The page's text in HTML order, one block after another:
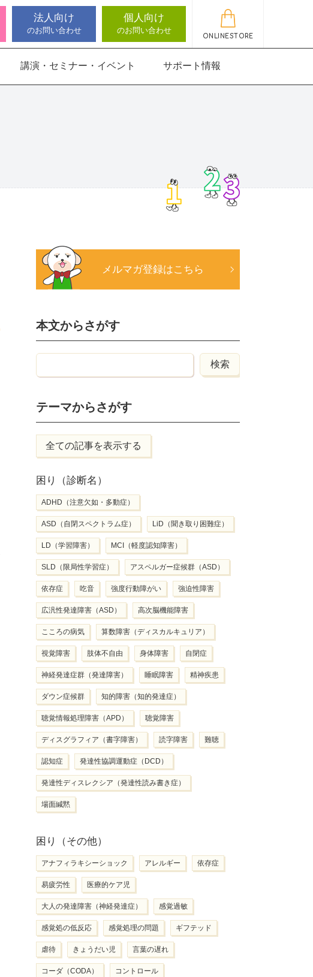
法人向け
のお問い合わせ
個人向け
のお問い合わせ
ONLINESTORE
講演・セミナー・イベント サポート情報
メルマガ登録はこちら
本文からさがす
テーマからさがす
全ての記事を表示する
困り（診断名）
ADHD（注意欠如・多動症）
ASD（自閉スペクトラム症） LiD（聞き取り困難症）
LD（学習障害） MCI（軽度認知障害）
SLD（限局性学習症） アスペルガー症候群（ASD）
依存症 吃音 強度行動障がい 強迫性障害
広汎性発達障害（ASD） 高次脳機能障害
こころの病気 算数障害（ディスカルキュリア）
視覚障害 肢体不自由 身体障害 自閉症
神経発達症群（発達障害） 睡眠障害 精神疾患
ダウン症候群 知的障害（知的発達症）
聴覚情報処理障害（APD） 聴覚障害
ディスグラフィア（書字障害） 読字障害 難聴
認知症 発達性協調運動症（DCD）
発達性ディスレクシア（発達性読み書き症）
場面緘黙
困り（その他）
アナフィラキシーショック アレルギー 依存症
易疲労性 医療的ケア児
大人の発達障害（神経発達症） 感覚過敏
感覚処の低反応 感覚処理の問題 ギフテッド
虐待 きょうだい児 言葉の遅れ
コーダ（CODA） コントロール